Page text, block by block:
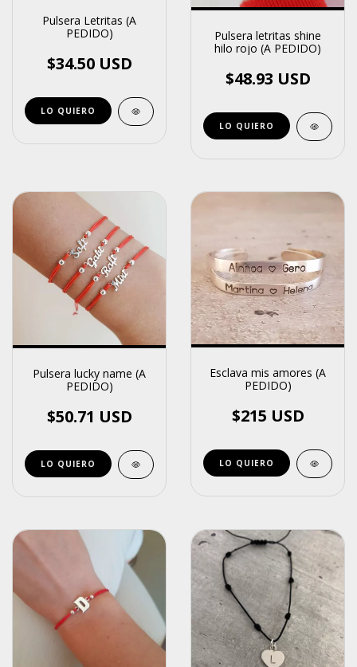
Pulsera Letritas (A
PEDIDO)
$34.50 USD
LO QUIERO
Pulsera letritas shine
hilo rojo (A PEDIDO)
$48.93 USD
Pulsera lucky name (A
PEDIDO)
$50.71 USD
Esclava mis amores (A
PEDIDO)
$215 USD
LO QUIERO